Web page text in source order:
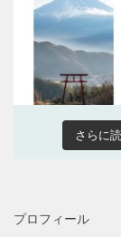
さらに読
プロフィール